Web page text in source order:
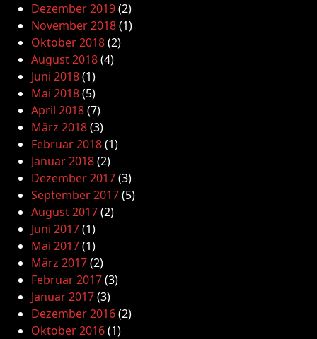
Dezember 2019(2)
November 2018(1)
Oktober 2018(2)
August 2018(4)
Juni 2018(1)
Mai 2018(5)
April 2018(7)
März 2018(3)
Februar 2018(1)
Januar 2018(2)
Dezember 2017(3)
September 2017(5)
August 2017(2)
Juni 2017(1)
Mai 2017(1)
März 2017(2)
Februar 2017(3)
Januar 2017(3)
Dezember 2016(2)
Oktober 2016(1)